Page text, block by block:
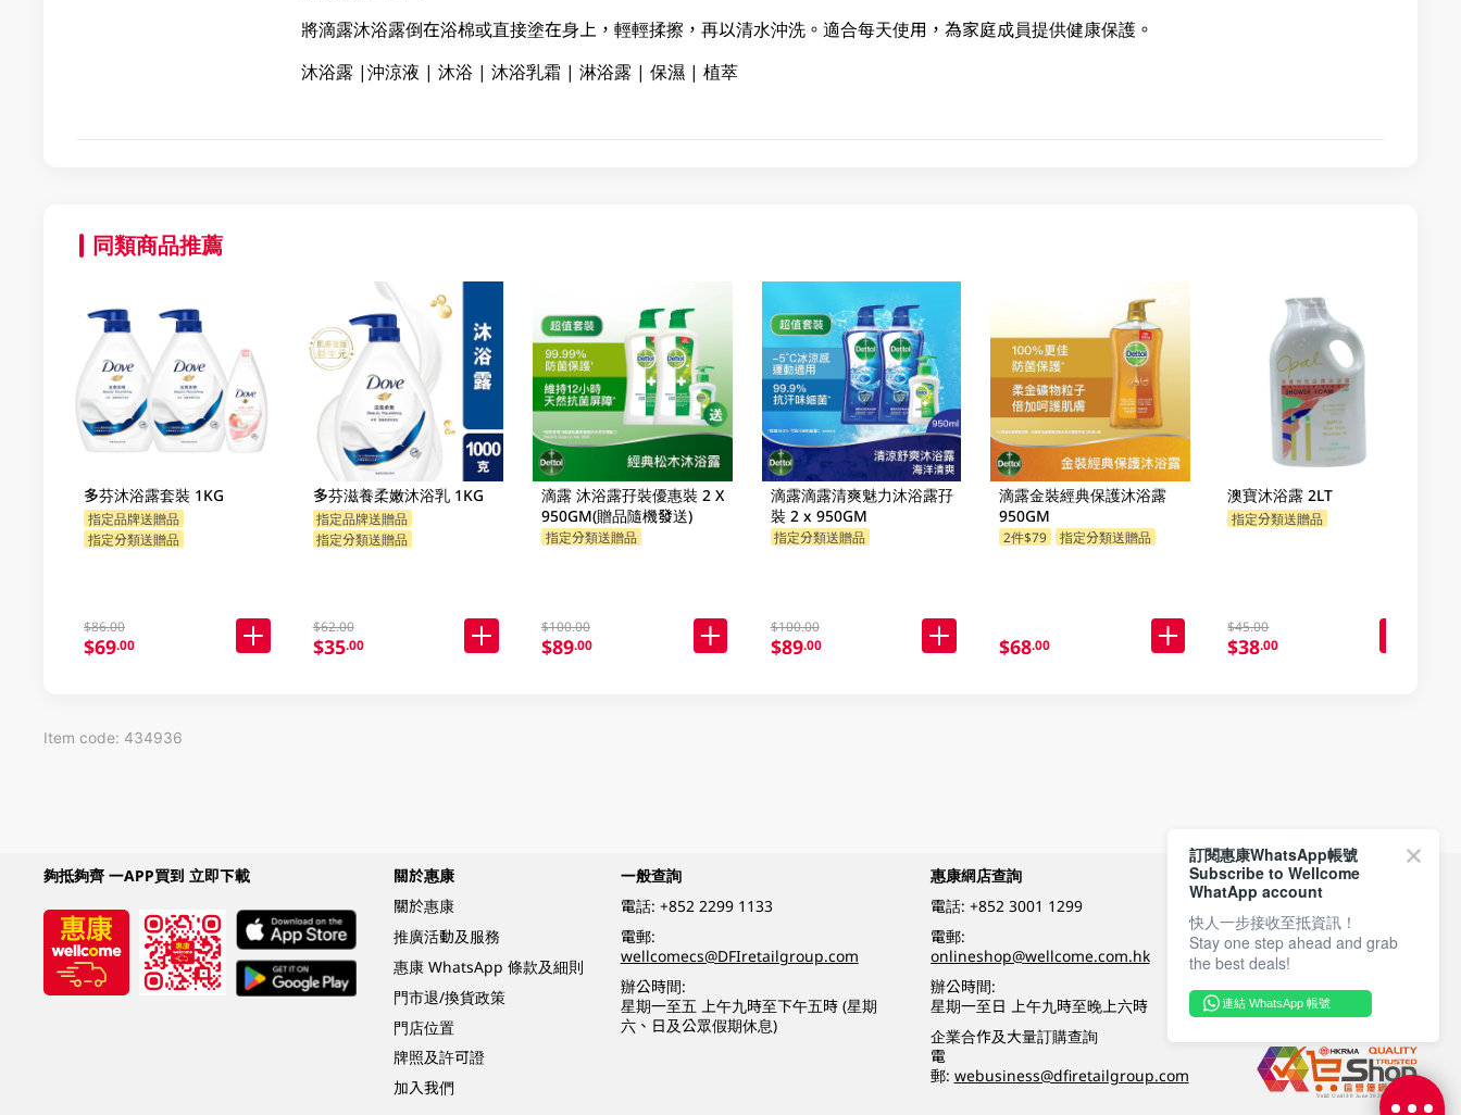
將滴露沐浴露倒在浴棉或直接塗在身上，輕輕揉擦，再以清水沖洗。適合每天使用，為家庭成員提供健康保護。
沐浴露 |沖涼液 | 沐浴 | 沐浴乳霜 | 淋浴露 | 保濕 | 植萃
同類商品推薦
多芬沐浴露套裝 1KG
指定品牌送贈品
指定分類送贈品
$86.00
$69.00
多芬滋養柔嫩沐浴乳 1KG
指定品牌送贈品
指定分類送贈品
$62.00
$35.00
滴露 沐浴露孖裝優惠裝 2 X
950GM(贈品隨機發送)
指定分類送贈品
$100.00
$89.00
滴露滴露清爽魅力沐浴露孖
裝 2 x 950GM
指定分類送贈品
$100.00
$89.00
滴露金裝經典保護沐浴露
950GM
2件$79 指定分類送贈品
$68.00
澳寶沐浴露 2LT
指定分類送贈品
$45.00
$38.00
Item code: 434936
夠抵夠齊 一APP買到 立即下載
關於惠康
關於惠康
推廣活動及服務
惠康 WhatsApp 條款及細則
門市退/換貨政策
門店位置
牌照及許可證
加入我們
一般查詢
電話: +852 2299 1133
電郵:
wellcomecs@DFIretailgroup.com
辦公時間:
星期一至五 上午九時至下午五時 (星期
六、日及公眾假期休息)
惠康網店查詢
電話: +852 3001 1299
電郵:
onlineshop@wellcome.com.hk
辦公時間:
星期一至日 上午九時至晚上六時
企業合作及大量訂購查詢
電
郵: webusiness@dfiretailgroup.com
付款方式
關注我們
訂閱惠康WhatsApp帳號
Subscribe to Wellcome
WhatApp account
快人一步接收至抵資訊！
Stay one step ahead and grab
the best deals!
連結 WhatsApp 帳號